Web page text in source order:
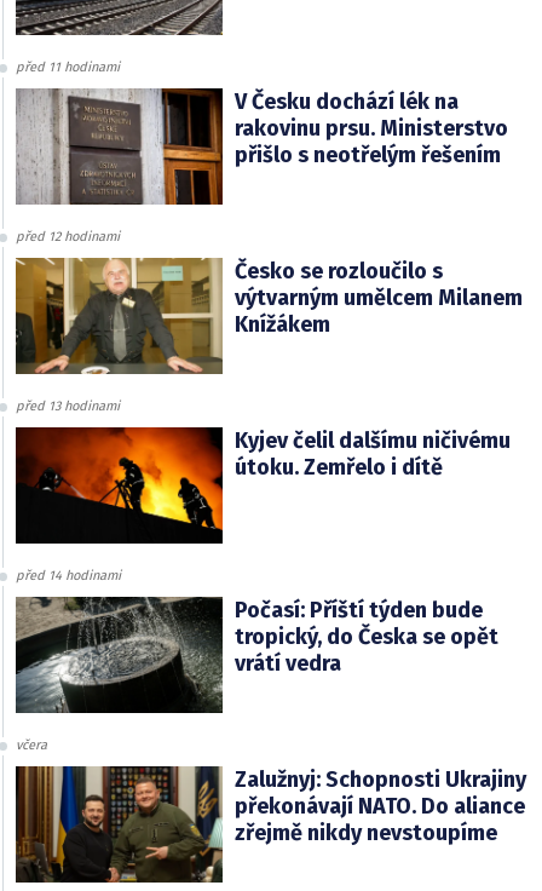
před 11 hodinami
V Česku dochází lék na
rakovinu prsu. Ministerstvo
přišlo s neotřelým řešením
před 12 hodinami
Česko se rozloučilo s
výtvarným umělcem Milanem
Knížákem
před 13 hodinami
Kyjev čelil dalšímu ničivému
útoku. Zemřelo i dítě
před 14 hodinami
Počasí: Příští týden bude
tropický, do Česka se opět
vrátí vedra
včera
Zalužnyj: Schopnosti Ukrajiny
překonávají NATO. Do aliance
zřejmě nikdy nevstoupíme